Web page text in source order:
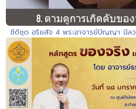
ซีดีชุด อริยสัจ 4 พระอาจารย์ปัญญา นี